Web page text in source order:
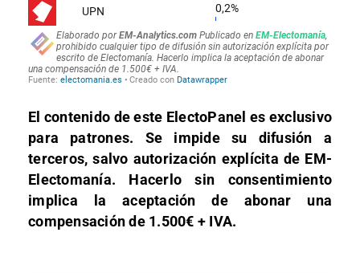
El contenido de este ElectoPanel es exclusivo
para patrones. Se impide su difusión a
terceros, salvo autorización explícita de EM-
Electomanía. Hacerlo sin consentimiento
implica la aceptación de abonar una
compensación de 1.500€ + IVA.